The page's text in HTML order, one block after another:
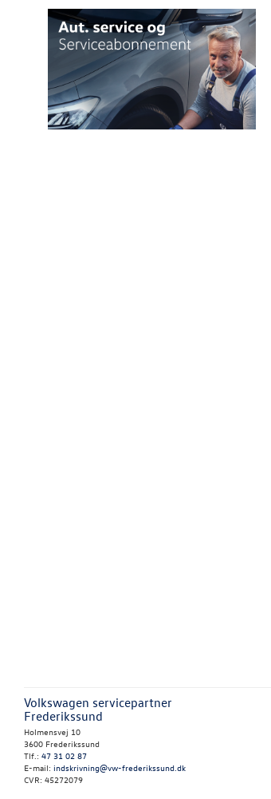
Volkswagen servicepartner
Frederikssund
Holmensvej 10
3600 Frederikssund
Tlf.: 47 31 02 87
E-mail: indskrivning@vw-frederikssund.dk
CVR: 45272079